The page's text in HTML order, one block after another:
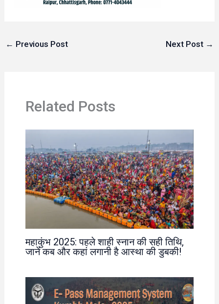
← Previous Post Next Post →
Related Posts
महाकुंभ 2025: पहले शाही स्नान की सही तिथि,
जानें कब और कहां लगानी है आस्था की डुबकी!